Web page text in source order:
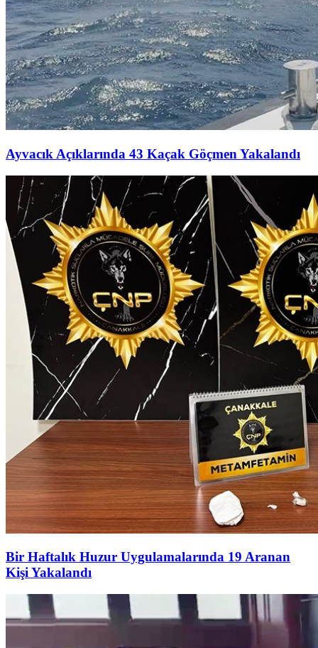
Ayvacık Açıklarında 43 Kaçak Göçmen Yakalandı
Bir Haftalık Huzur Uygulamalarında 19 Aranan
Kişi Yakalandı